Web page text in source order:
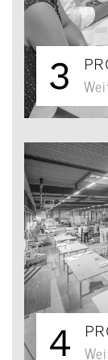
3
4